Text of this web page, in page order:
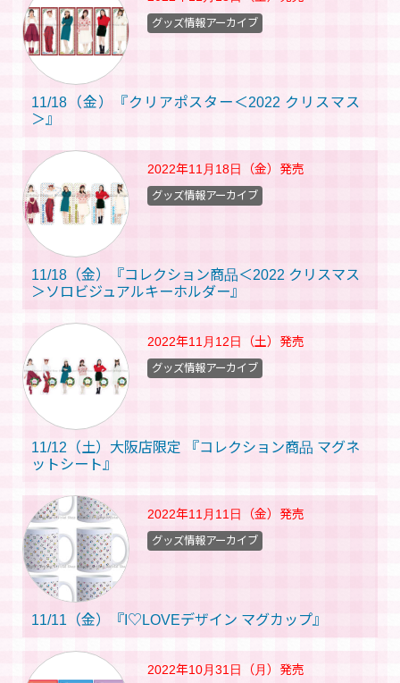
11/18（金）『クリアポスター＜2022 クリスマス
＞』
グッズ情報アーカイブ
2022年11月18日（金） 発売
11/18（金）『コレクション商品＜2022 クリスマス
＞ソロビジュアルキーホルダー』
グッズ情報アーカイブ
2022年11月12日（土） 発売
11/12（土）大阪店限定 『コレクション商品 マグネ
ットシート』
グッズ情報アーカイブ
2022年11月11日（金） 発売
11/11（金）『I♡LOVEデザイン マグカップ』
グッズ情報アーカイブ
2022年10月31日（月） 発売